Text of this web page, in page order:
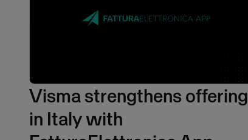
Visma strengthens offering
in Italy with